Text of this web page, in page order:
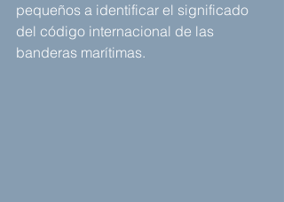
pequeños a identificar el significado
del código internacional de las
banderas marítimas.